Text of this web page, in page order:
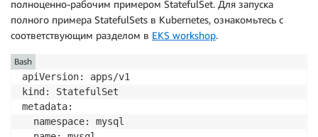
полноценно-рабочим примером StatefulSet. Для запуска
полного примера StatefulSets в Kubernetes, ознакомьтесь с
соответствующим разделом в EKS workshop.
apiVersion: apps/v1
kind: StatefulSet
metadata:
  namespace: mysql
Bash